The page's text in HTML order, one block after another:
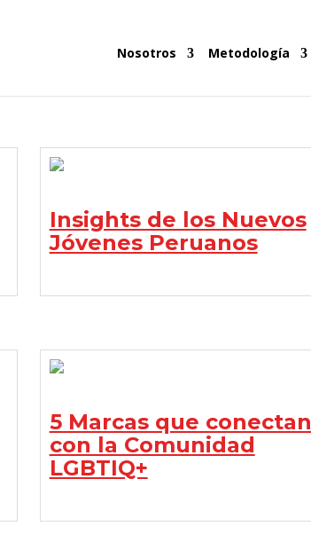
Nosotros Metodología
Insights de los Nuevos
Jóvenes Peruanos
5 Marcas que conectan
con la Comunidad
LGBTIQ+